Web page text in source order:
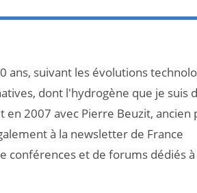
ans, suivant les évolutions
dont l'hydrogène que je suis
en 2007 avec Pierre Beuzit, ancien
à la newsletter de France
conférences et de forums dédiés à